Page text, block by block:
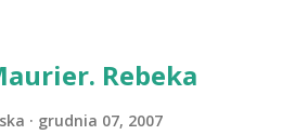
Rebeka
grudnia 07, 2007